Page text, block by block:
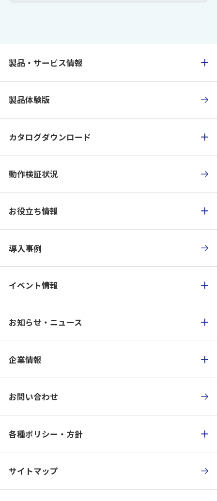
製品・サービス情報
製品体験版
カタログダウンロード
動作検証状況
お役立ち情報
導入事例
イベント情報
お知らせ・ニュース
企業情報
お問い合わせ
各種ポリシー・方針
サイトマップ